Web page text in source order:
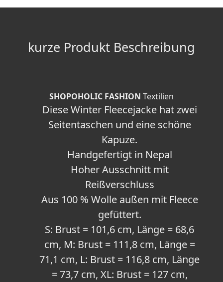
kurze Produkt Beschreibung
SHOPOHOLIC FASHION Textilien
Diese Winter Fleecejacke hat zwei
Seitentaschen und eine schöne
Kapuze.
Handgefertigt in Nepal
Hoher Ausschnitt mit
Reißverschluss
Aus 100 % Wolle außen mit Fleece
gefüttert.
S: Brust = 101,6 cm, Länge = 68,6
cm, M: Brust = 111,8 cm, Länge =
71,1 cm, L: Brust = 116,8 cm, Länge
= 73,7 cm, XL: Brust = 127 cm,